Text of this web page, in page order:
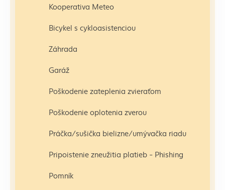
Kooperativa Meteo
Bicykel s cykloasistenciou
Záhrada
Garáž
Poškodenie zateplenia zvieraťom
Poškodenie oplotenia zverou
Práčka/sušička bielizne/umývačka riadu
Pripoistenie zneužitia platieb - Phishing
Pomník